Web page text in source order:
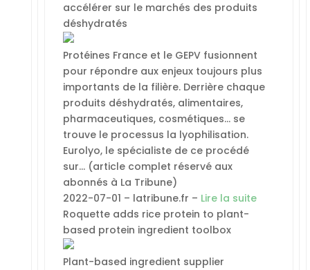
accélérer sur le marchés des produits
déshydratés
Protéines France et le GEPV fusionnent
pour répondre aux enjeux toujours plus
importants de la filière. Derrière chaque
produits déshydratés, alimentaires,
pharmaceutiques, cosmétiques… se
trouve le processus la lyophilisation.
Eurolyo, le spécialiste de ce procédé
sur… (article complet réservé aux
abonnés à La Tribune)
2022-07-01 – latribune.fr – Lire la suite
Roquette adds rice protein to plant-
based protein ingredient toolbox
Plant-based ingredient supplier